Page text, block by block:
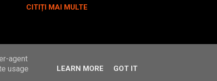
au disparut
posesoare a vreo
momente grozave pe
CITIȚI MAI MULTE
agent
usage
LEARN MORE GOT IT